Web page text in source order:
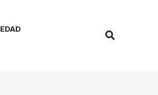
Buscar